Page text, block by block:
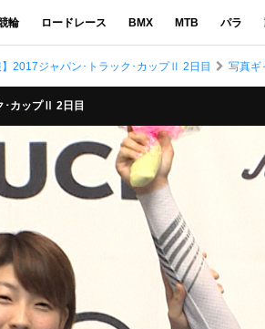
輪 ロードレース BMX MTB パラ
】2017ジャパン･トラック･カップⅡ 2日目 写真ギ
･カップⅡ 2日目